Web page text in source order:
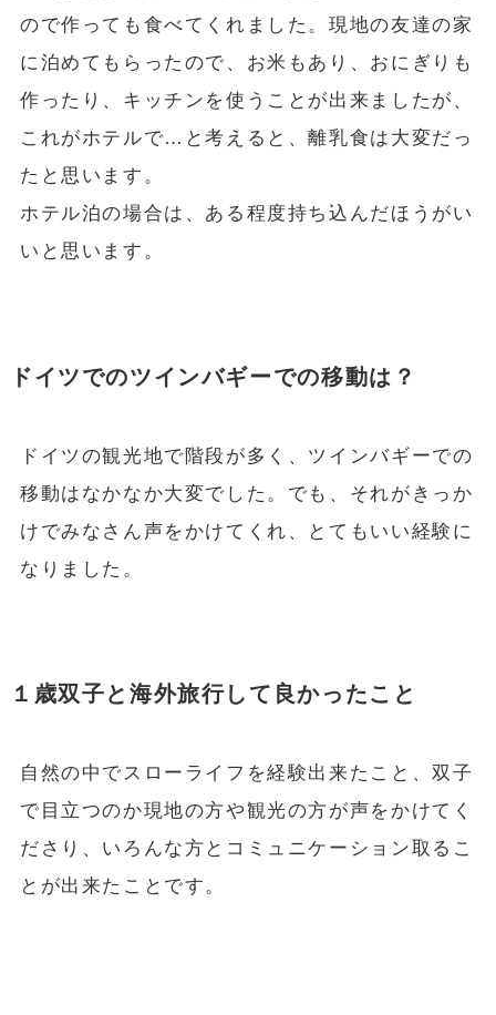
ので作っても食べてくれました。現地の友達の家
に泊めてもらったので、お米もあり、おにぎりも
作ったり、キッチンを使うことが出来ましたが、
これがホテルで…と考えると、離乳食は大変だっ
たと思います。
ホテル泊の場合は、ある程度持ち込んだほうがい
いと思います。
ドイツでのツインバギーでの移動は？
ドイツの観光地で階段が多く、ツインバギーでの
移動はなかなか大変でした。でも、それがきっか
けでみなさん声をかけてくれ、とてもいい経験に
なりました。
１歳双子と海外旅行して良かったこと
自然の中でスローライフを経験出来たこと、双子
で目立つのか現地の方や観光の方が声をかけてく
ださり、いろんな方とコミュニケーション取るこ
とが出来たことです。